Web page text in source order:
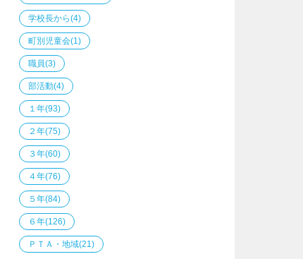
学校長から(4)
町別児童会(1)
職員(3)
部活動(4)
１年(93)
２年(75)
３年(60)
４年(76)
５年(84)
６年(126)
ＰＴＡ・地域(21)